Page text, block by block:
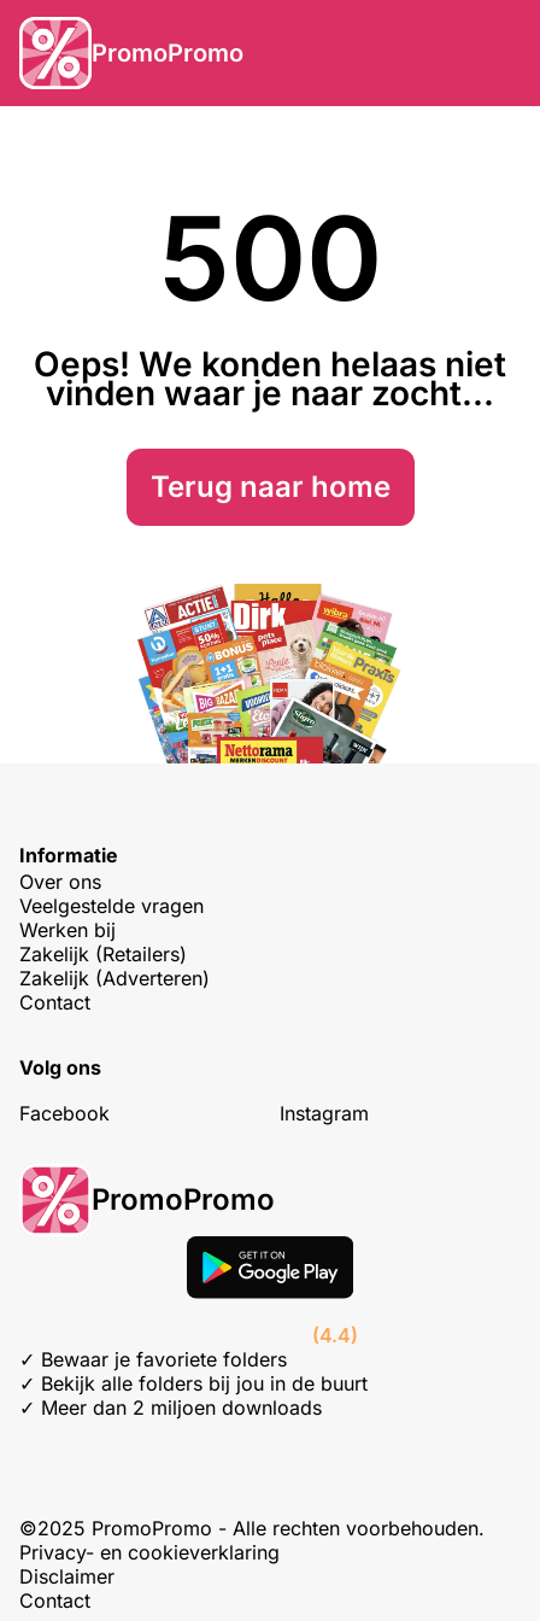
PromoPromo
500
Oeps! We konden helaas niet
vinden waar je naar zocht...
Terug naar home
Informatie
Over ons
Veelgestelde vragen
Werken bij
Zakelijk (Retailers)
Zakelijk (Adverteren)
Contact
Volg ons
Facebook
Instagram
PromoPromo
(4.4)
✓ Bewaar je favoriete folders
✓ Bekijk alle folders bij jou in de buurt
✓ Meer dan 2 miljoen downloads
©2025 PromoPromo - Alle rechten voorbehouden.
Privacy- en cookieverklaring
Disclaimer
Contact